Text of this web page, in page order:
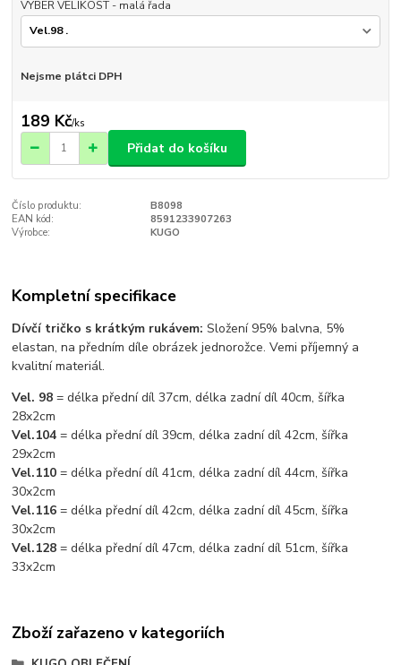
VYBER VELIKOST - malá řada
Nejsme plátci DPH
189 Kč/ks
Přidat do košíku
Číslo produktu:
B8098
EAN kód:
8591233907263
Výrobce:
KUGO
Kompletní specifikace
Dívčí tričko s krátkým rukávem: Složení 95% balvna, 5%
elastan, na předním díle obrázek jednorožce. Vemi příjemný a
kvalitní materiál.
Vel. 98= délka přední díl 37cm, délka zadní díl 40cm, šířka
28x2cm
Vel.104 = délka přední díl 39cm, délka zadní díl 42cm, šířka
29x2cm
Vel.110= délka přední díl 41cm, délka zadní díl 44cm, šířka
30x2cm
Vel.116 = délka přední díl 42cm, délka zadní díl 45cm, šířka
30x2cm
Vel.128= délka přední díl 47cm, délka zadní díl 51cm, šířka
33x2cm
Zboží zařazeno v kategoriích